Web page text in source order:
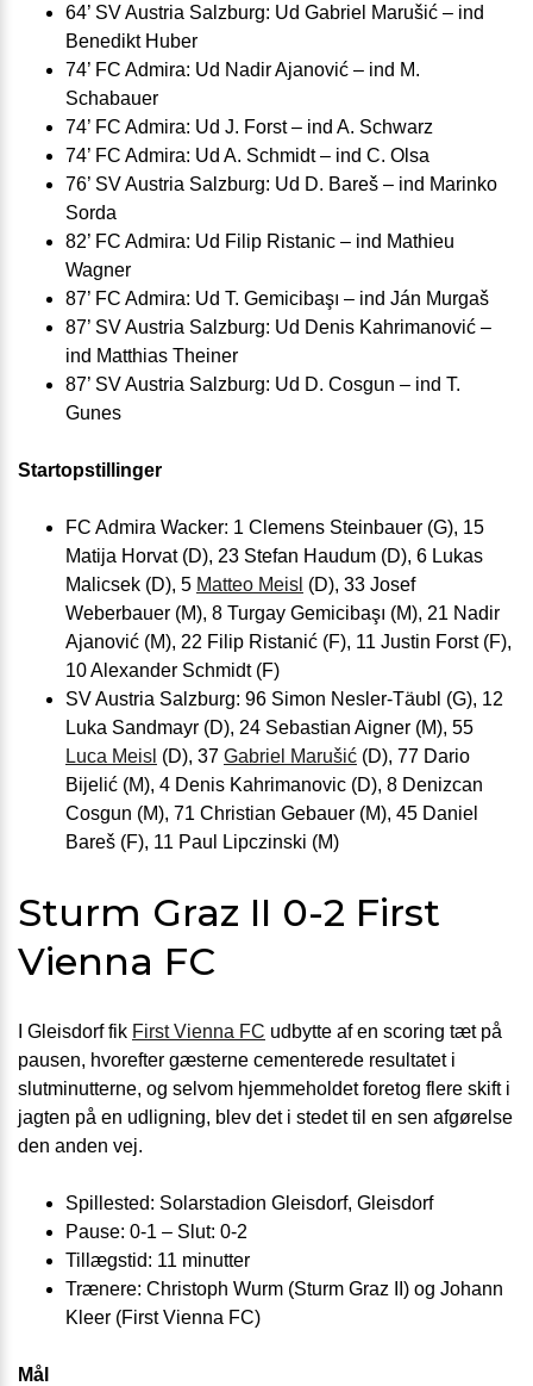
64’ SV Austria Salzburg: Ud Gabriel Marušić – ind
Benedikt Huber
74’ FC Admira: Ud Nadir Ajanović – ind M.
Schabauer
74’ FC Admira: Ud J. Forst – ind A. Schwarz
74’ FC Admira: Ud A. Schmidt – ind C. Olsa
76’ SV Austria Salzburg: Ud D. Bareš – ind Marinko
Sorda
82’ FC Admira: Ud Filip Ristanic – ind Mathieu
Wagner
87’ FC Admira: Ud T. Gemicibaşı – ind Ján Murgaš
87’ SV Austria Salzburg: Ud Denis Kahrimanović –
ind Matthias Theiner
87’ SV Austria Salzburg: Ud D. Cosgun – ind T.
Gunes
Startopstillinger
FC Admira Wacker: 1 Clemens Steinbauer (G), 15
Matija Horvat (D), 23 Stefan Haudum (D), 6 Lukas
Malicsek (D), 5 Matteo Meisl (D), 33 Josef
Weberbauer (M), 8 Turgay Gemicibaşı (M), 21 Nadir
Ajanović (M), 22 Filip Ristanić (F), 11 Justin Forst (F),
10 Alexander Schmidt (F)
SV Austria Salzburg: 96 Simon Nesler-Täubl (G), 12
Luka Sandmayr (D), 24 Sebastian Aigner (M), 55
Luca Meisl (D), 37 Gabriel Marušić (D), 77 Dario
Bijelić (M), 4 Denis Kahrimanovic (D), 8 Denizcan
Cosgun (M), 71 Christian Gebauer (M), 45 Daniel
Bareš (F), 11 Paul Lipczinski (M)
Sturm Graz II 0-2 First
Vienna FC
I Gleisdorf fik First Vienna FC udbytte af en scoring tæt på
pausen, hvorefter gæsterne cementerede resultatet i
slutminutterne, og selvom hjemmeholdet foretog flere skift i
jagten på en udligning, blev det i stedet til en sen afgørelse
den anden vej.
Spillested: Solarstadion Gleisdorf, Gleisdorf
Pause: 0-1 – Slut: 0-2
Tillægstid: 11 minutter
Trænere: Christoph Wurm (Sturm Graz II) og Johann
Kleer (First Vienna FC)
Mål